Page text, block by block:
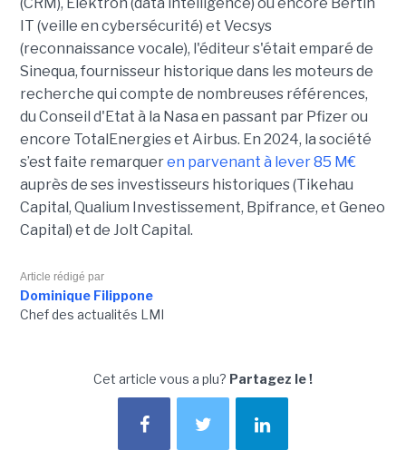
(CRM), Elektron (data intelligence) ou encore Bertin
IT (veille en cybersécurité) et Vecsys
(reconnaissance vocale), l'éditeur s'était emparé de
Sinequa, fournisseur historique dans les moteurs de
recherche qui compte de nombreuses références,
du Conseil d'Etat à la Nasa en passant par Pfizer ou
encore TotalEnergies et Airbus. En 2024, la société
s’est faite remarqueren parvenant à lever 85 M€
auprès de ses investisseurs historiques (Tikehau
Capital, Qualium Investissement, Bpifrance, et Geneo
Capital) et de Jolt Capital.
Article rédigé par
Dominique Filippone
Chef des actualités LMI
Cet article vous a plu? Partagez le !